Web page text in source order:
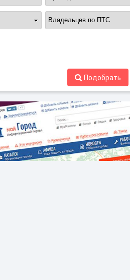
Подобрать